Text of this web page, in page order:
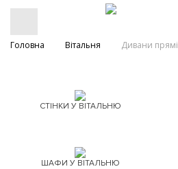
Головна Вітальня Дивани прямі
СТІНКИ У ВІТАЛЬНЮ
ШАФИ У ВІТАЛЬНЮ